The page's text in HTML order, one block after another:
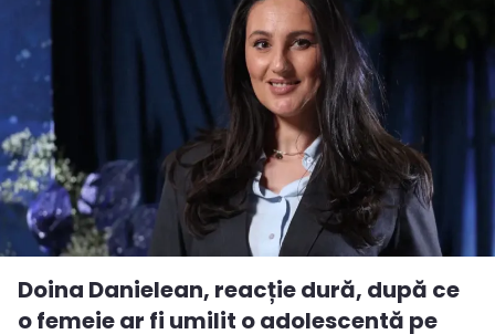
Doina Danielean, reacție dură, după ce
o femeie ar fi umilit o adolescentă pe